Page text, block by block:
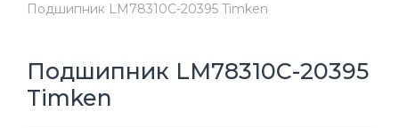
Подшипник LM78310C-20395 Timken
Подшипник LM78310C-20395
Timken